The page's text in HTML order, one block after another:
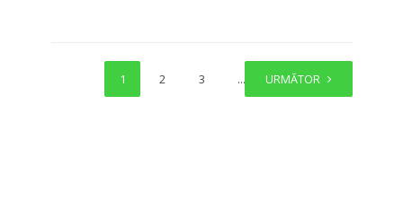
1 2 3 … 70
URMĂTOR